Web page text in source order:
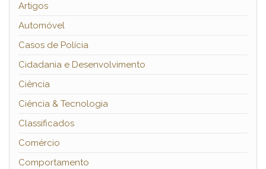
Artigos
Automóvel
Casos de Polícia
Cidadania e Desenvolvimento
Ciência
Ciência & Tecnologia
Classificados
Comércio
Comportamento